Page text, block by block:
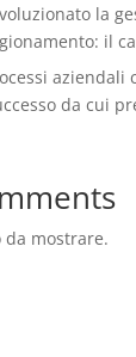
la
il
aziendali
da cui
da mostrare.